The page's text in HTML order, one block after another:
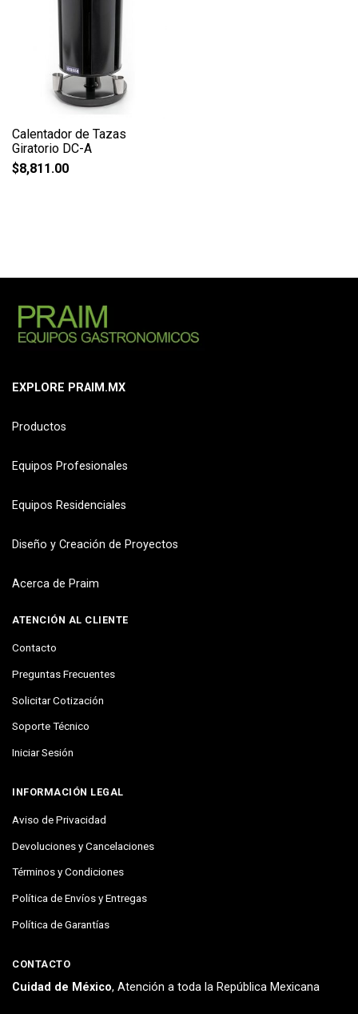
Calentador de Tazas
Giratorio DC-A
$8,811.00
EXPLORE PRAIM.MX
Productos
Equipos Profesionales
Equipos Residenciales
Diseño y Creación de Proyectos
Acerca de Praim
ATENCIÓN AL CLIENTE
Contacto
Preguntas Frecuentes
Solicitar Cotización
Soporte Técnico
Iniciar Sesión
INFORMACIÓN LEGAL
Aviso de Privacidad
Devoluciones y Cancelaciones
Términos y Condiciones
Política de Envíos y Entregas
Política de Garantías
CONTACTO
Cuidad de México, Atención a toda la República Mexicana